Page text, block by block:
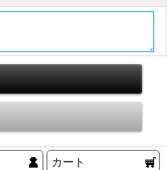
カート